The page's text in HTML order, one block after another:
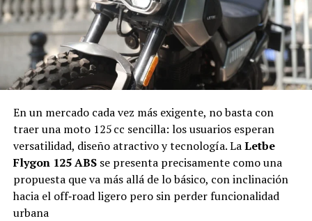
En un mercado cada vez más exigente, no basta con
traer una moto 125 cc sencilla: los usuarios esperan
versatilidad, diseño atractivo y tecnología. LaLetbe
Flygon 125 ABSse presenta precisamente como una
propuesta que va más allá de lo básico, con inclinación
hacia el off‑road ligero pero sin perder funcionalidad
urbana